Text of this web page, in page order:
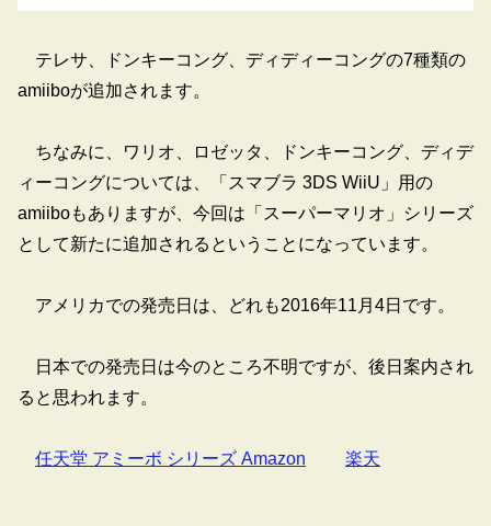
テレサ、ドンキーコング、ディディーコングの7種類の
amiiboが追加されます。
ちなみに、ワリオ、ロゼッタ、ドンキーコング、ディデ
ィーコングについては、「スマブラ 3DS WiiU」用の
amiiboもありますが、今回は「スーパーマリオ」シリーズ
として新たに追加されるということになっています。
アメリカでの発売日は、どれも2016年11月4日です。
日本での発売日は今のところ不明ですが、後日案内され
ると思われます。
任天堂 アミーボ シリーズ Amazon 楽天